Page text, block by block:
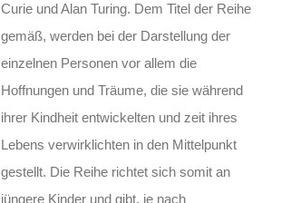
Curie und Alan Turing. Dem Titel der Reihe
gemäß, werden bei der Darstellung der
einzelnen Personen vor allem die
Hoffnungen und Träume, die sie während
ihrer Kindheit entwickelten und zeit ihres
Lebens verwirklichten in den Mittelpunkt
gestellt. Die Reihe richtet sich somit an
jüngere Kinder und gibt, je nach